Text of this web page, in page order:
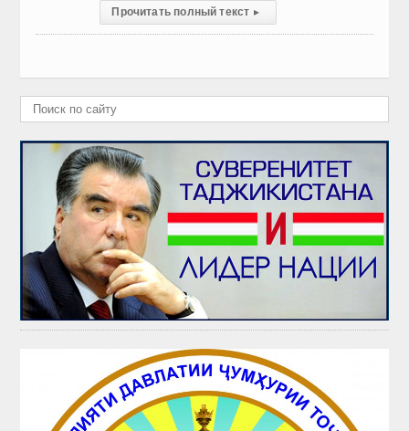
Прочитать полный текст ▸